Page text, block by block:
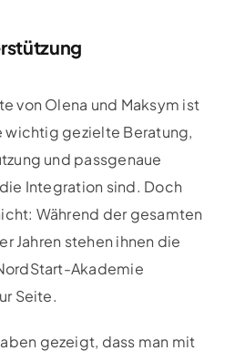
von Olena und Maksym ist
wichtig gezielte Beratung,
und passgenaue
Integration sind. Doch
Während der gesamten
Jahren stehen ihnen die
Akademie
Seite.
gezeigt, dass man mit